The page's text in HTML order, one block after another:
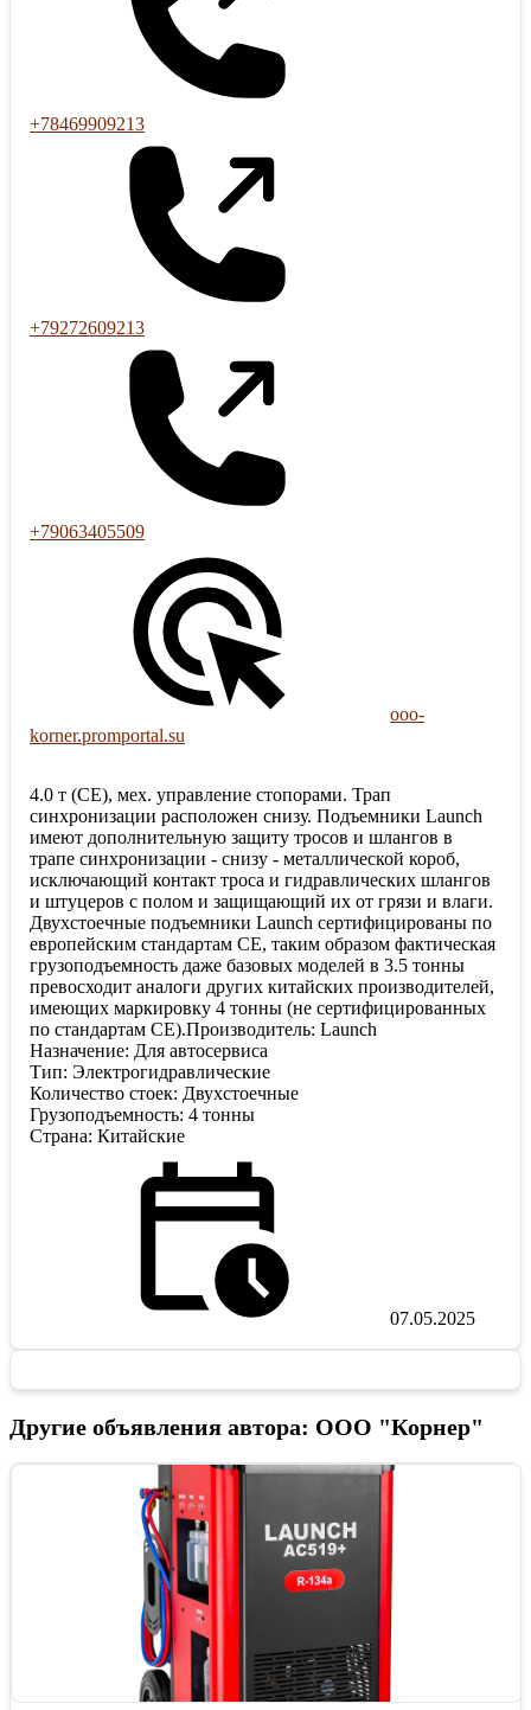
+78469909213
+79272609213
+79063405509
ooo-
korner.promportal.su
4.0 т (CE), мех. управление стопорами. Трап
синхронизации расположен снизу. Подъемники Launch
имеют дополнительную защиту тросов и шлангов в
трапе синхронизации - снизу - металлической короб,
исключающий контакт троса и гидравлических шлангов
и штуцеров с полом и защищающий их от грязи и влаги.
Двухстоечные подъемники Launch сертифицированы по
европейским стандартам CE, таким образом фактическая
грузоподъемность даже базовых моделей в 3.5 тонны
превосходит аналоги других китайских производителей,
имеющих маркировку 4 тонны (не сертифицированных
по стандартам CE).Производитель: Launch
Назначение: Для автосервиса
Тип: Электрогидравлические
Количество стоек: Двухстоечные
Грузоподъемность: 4 тонны
Страна: Китайские
07.05.2025
Другие объявления автора: ООО "Корнер"